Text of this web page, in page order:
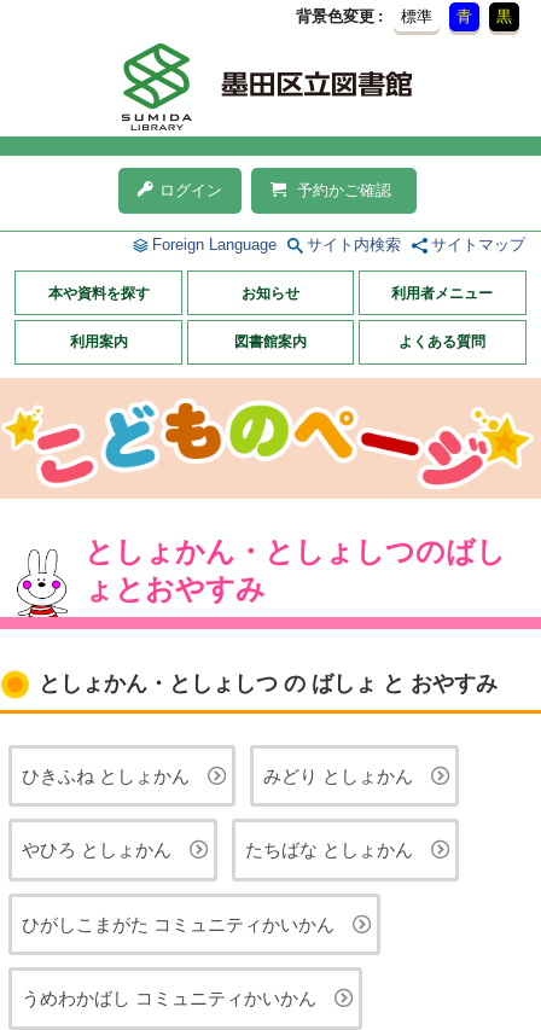
背景色変更 標準 青 黒
ログイン 予約かご確認
Foreign Language サイト内検索 サイトマップ
本や資料を探す お知らせ 利用者メニュー
利用案内 図書館案内 よくある質問
としょかん・としょしつのばし
ょとおやすみ
としょかん・としょしつ の ばしょ と おやすみ
ひきふね としょかん みどり としょかん
やひろ としょかん たちばな としょかん
ひがしこまがた コミュニティかいかん
うめわかばし コミュニティかいかん